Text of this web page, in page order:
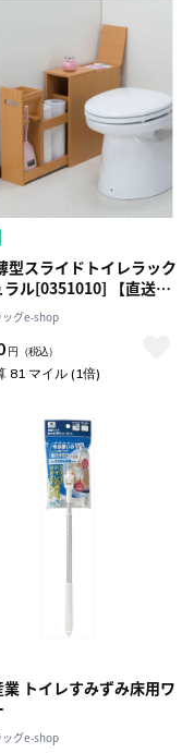
型スライドトイレラック
ラル[0351010] 【直送
品・キャンセル・他商品
入は不可
グe-shop
円 （税込）
81 マイル (1倍)
業 トイレすみずみ床用ワ
グe-shop